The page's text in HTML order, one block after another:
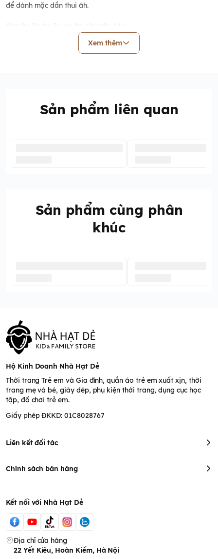
để dành mặc dần thui áh.
(form thoải mái từ 12 đến 46kg)
Xem thêm
Sản phẩm liên quan
Sản phẩm cùng phân
khúc
Hộ Kinh Doanh Nhà Hạt Dẻ
Thời trang Trẻ em và Gia đình, quần áo trẻ em xuất xịn, thời
trang mẹ và bé, giày dép, phụ kiện thời trang, dụng cục học
tập, đồ chơi trẻ em.
Giấy phép ĐKKD: 01C8028767
Liên kết đối tác
Chính sách bán hàng
Kết nối với Nhà Hạt Dẻ
Địa chỉ cửa hàng
22 Yết Kiêu, Hoàn Kiếm, Hà Nội